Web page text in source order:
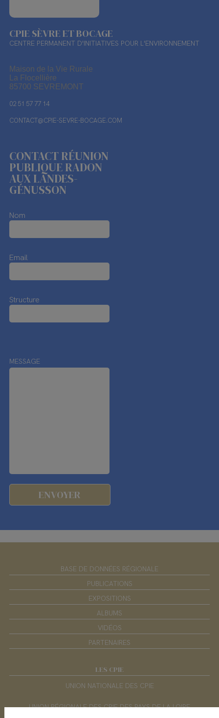
CPIE SÈVRE ET BOCAGE
CENTRE PERMANENT D'INITIATIVES POUR L'ENVIRONNEMENT
Maison de la Vie Rurale
La Flocellière
85700 SEVREMONT
02 51 57 77 14
CONTACT@CPIE-SEVRE-BOCAGE.COM
CONTACT RÉUNION
PUBLIQUE RADON
AUX LANDES-
GÉNUSSON
Nom
Email
Structure
MESSAGE
BASE DE DONNÉES RÉGIONALE
PUBLICATIONS
EXPOSITIONS
ALBUMS
VIDÉOS
PARTENAIRES
LES CPIE
UNION NATIONALE DES CPIE
UNION RÉGIONALE DES CPIE DES PAYS DE LA LOIRE